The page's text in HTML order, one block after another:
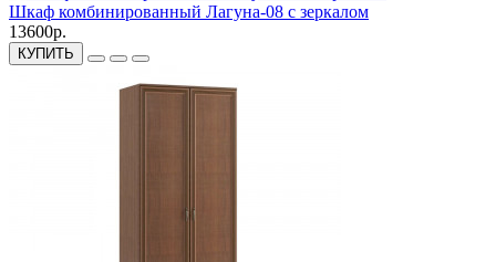
Шкаф комбинированный Лагуна-08 с зеркалом
13600р.
КУПИТЬ